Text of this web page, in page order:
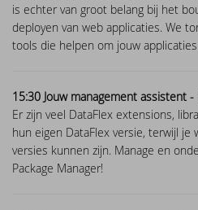
is echter van groot belang bij het
deployen van web applicaties. We
tools die helpen om jouw
15:30 Jouw management assistent
Er zijn veel DataFlex extensions,
hun eigen DataFlex versie, terwijl je
versies kunnen zijn. Manage en
Package Manager!
DataFlex
Stability
DataFlex
available
DAPCON
DISD 2016
Synergy 2015